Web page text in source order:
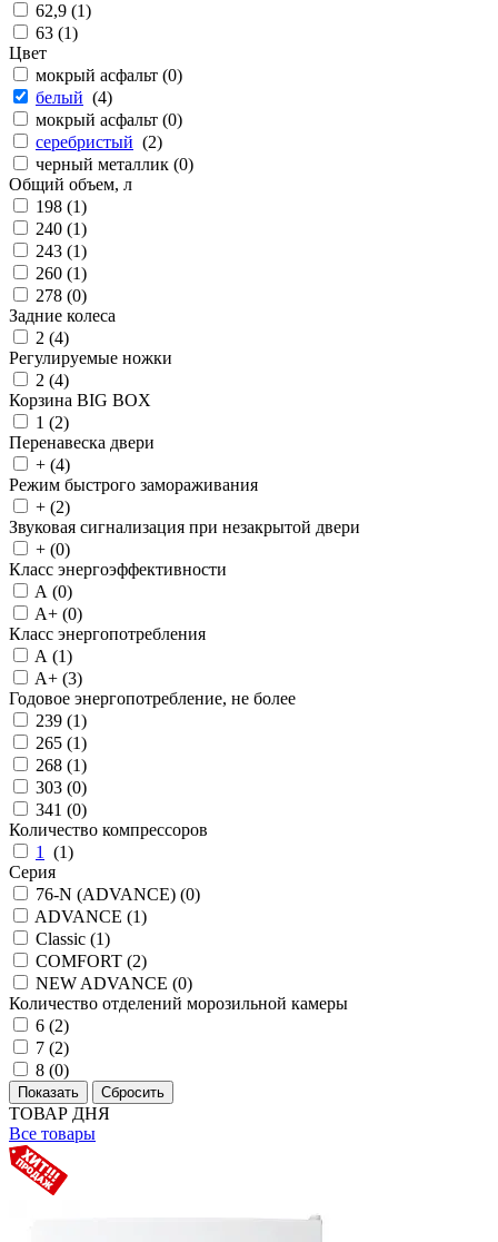
62,9 (1)
63 (1)
Цвет
мокрый асфальт (0)
белый (4)
мокрый асфальт (0)
серебристый (2)
черный металлик (0)
Общий объем, л
198 (1)
240 (1)
243 (1)
260 (1)
278 (0)
Задние колеса
2 (4)
Регулируемые ножки
2 (4)
Корзина BIG BOX
1 (2)
Перенавеска двери
+ (4)
Режим быстрого замораживания
+ (2)
Звуковая сигнализация при незакрытой двери
+ (0)
Класс энергоэффективности
A (0)
A+ (0)
Класс энергопотребления
A (1)
A+ (3)
Годовое энергопотребление, не более
239 (1)
265 (1)
268 (1)
303 (0)
341 (0)
Количество компрессоров
1
(1)
Серия
76-N (ADVANCE) (0)
ADVANCE (1)
Classic (1)
COMFORT (2)
NEW ADVANCE (0)
Количество отделений морозильной камеры
6 (2)
7 (2)
8 (0)
ТОВАР ДНЯ
Все товары